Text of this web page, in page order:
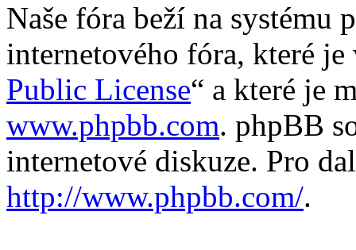
Naše fóra beží na systému
internetového fóra, které
Public License“ a které je
www.phpbb.com. phpBB
internetové diskuze. Pro
http://www.phpbb.com/.